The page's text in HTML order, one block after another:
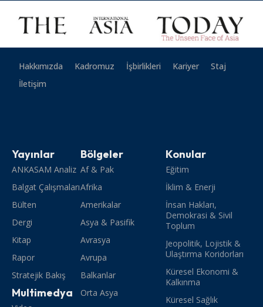
Hakkımızda Kadromuz İşbirlikleri Kariyer
Staj
İletişim
Yayınlar
ANKASAM Analiz
Balgat Çalışmaları
Bülten
Dergi
Kitap
Rapor
Stratejik Bakış
Multimedya
Bölgeler
Af & Pak
Afrika
Amerikalar
Asya & Pasifik
Avrasya
Avrupa
Balkanlar
Orta Asya
Konular
Eğitim
İklim & Enerji
İnsan Hakları,
Demokrasi & Sivil
Toplum
Jeopolitik, Lojistik &
Ulaştırma Koridorları
Küresel Ekonomi &
Kalkınma
Küresel Sağlık